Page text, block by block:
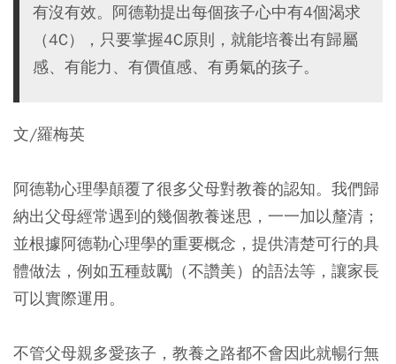
有沒有效。阿德勒提出每個孩子心中有4個渴求
（4C），只要掌握4C原則，就能培養出有歸屬
感、有能力、有價值感、有勇氣的孩子。
文/羅梅英
阿德勒心理學顛覆了很多父母對教養的認知。我們歸
納出父母經常遇到的幾個教養迷思，一一加以釐清；
並根據阿德勒心理學的重要概念，提供清楚可行的具
體做法，例如五種鼓勵（不讚美）的語法等，讓家長
可以實際運用。
不管父母親多愛孩子，教養之路都不會因此就暢行無